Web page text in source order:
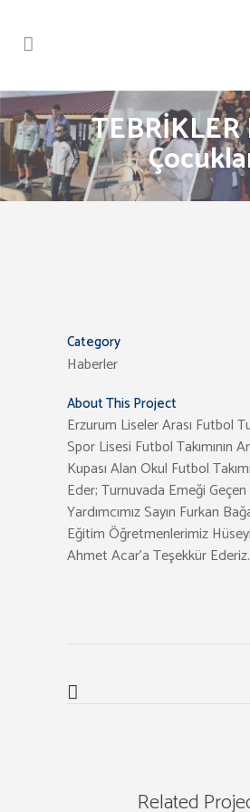
Category
Haberler
About This Project
Erzurum Liseler Arası Futbol
Spor Lisesi Futbol Takımının
Kupası Alan Okul Futbol
Eder; Turnuvada Emeği
Yardımcımız Sayın Furkan
Eğitim Öğretmenlerimiz
Ahmet Acar’a Teşekkür Ederiz.
Related